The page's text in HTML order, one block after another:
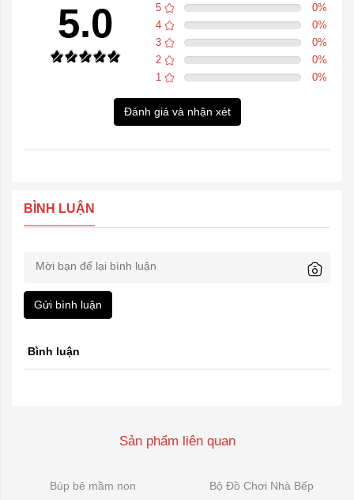
5.0 5 0%
4
0%
3
0%
2
0%
1
0%
Đánh giá và nhận xét
BÌNH LUẬN
Gửi bình luận
Bình luận
Sản phẩm liên quan
Búp bê mầm non Bộ Đồ Chơi Nhà Bếp